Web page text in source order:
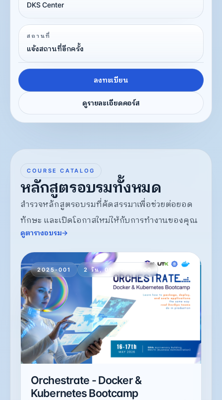
DKS Center
สถานที่
แจ้งสถานที่อีกครั้ง
ลงทะเบียน
ดูรายละเอียดคอร์ส
COURSE CATALOG
หลักสูตรอบรมทั้งหมด
สำรวจหลักสูตรอบรมที่คัดสรรมาเพื่อช่วยต่อยอด
ทักษะ และเปิดโอกาสใหม่ให้กับการทำงานของคุณ
ดูตารางอบรม→
2025-001 2 วัน, 09:00 - 17:00
Orchestrate - Docker &
Kubernetes Bootcamp